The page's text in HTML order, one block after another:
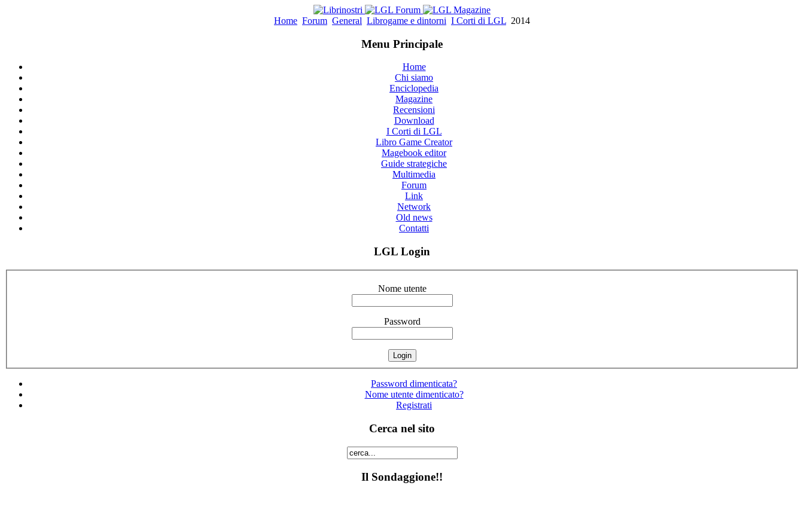
Home Forum General Librogame e dintorni I Corti di LGL 2014
Menu Principale
Home
Chi siamo
Enciclopedia
Magazine
Recensioni
Download
I Corti di LGL
Libro Game Creator
Magebook editor
Guide strategiche
Multimedia
Forum
Link
Network
Old news
Contatti
LGL Login
Nome utente
Password
Password dimenticata?
Nome utente dimenticato?
Registrati
Cerca nel sito
Il Sondaggione!!